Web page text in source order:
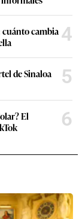
cuánto cambia 4
de Sinaloa
5
El
6